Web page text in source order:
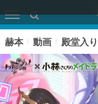
赫本 動画 殿堂入